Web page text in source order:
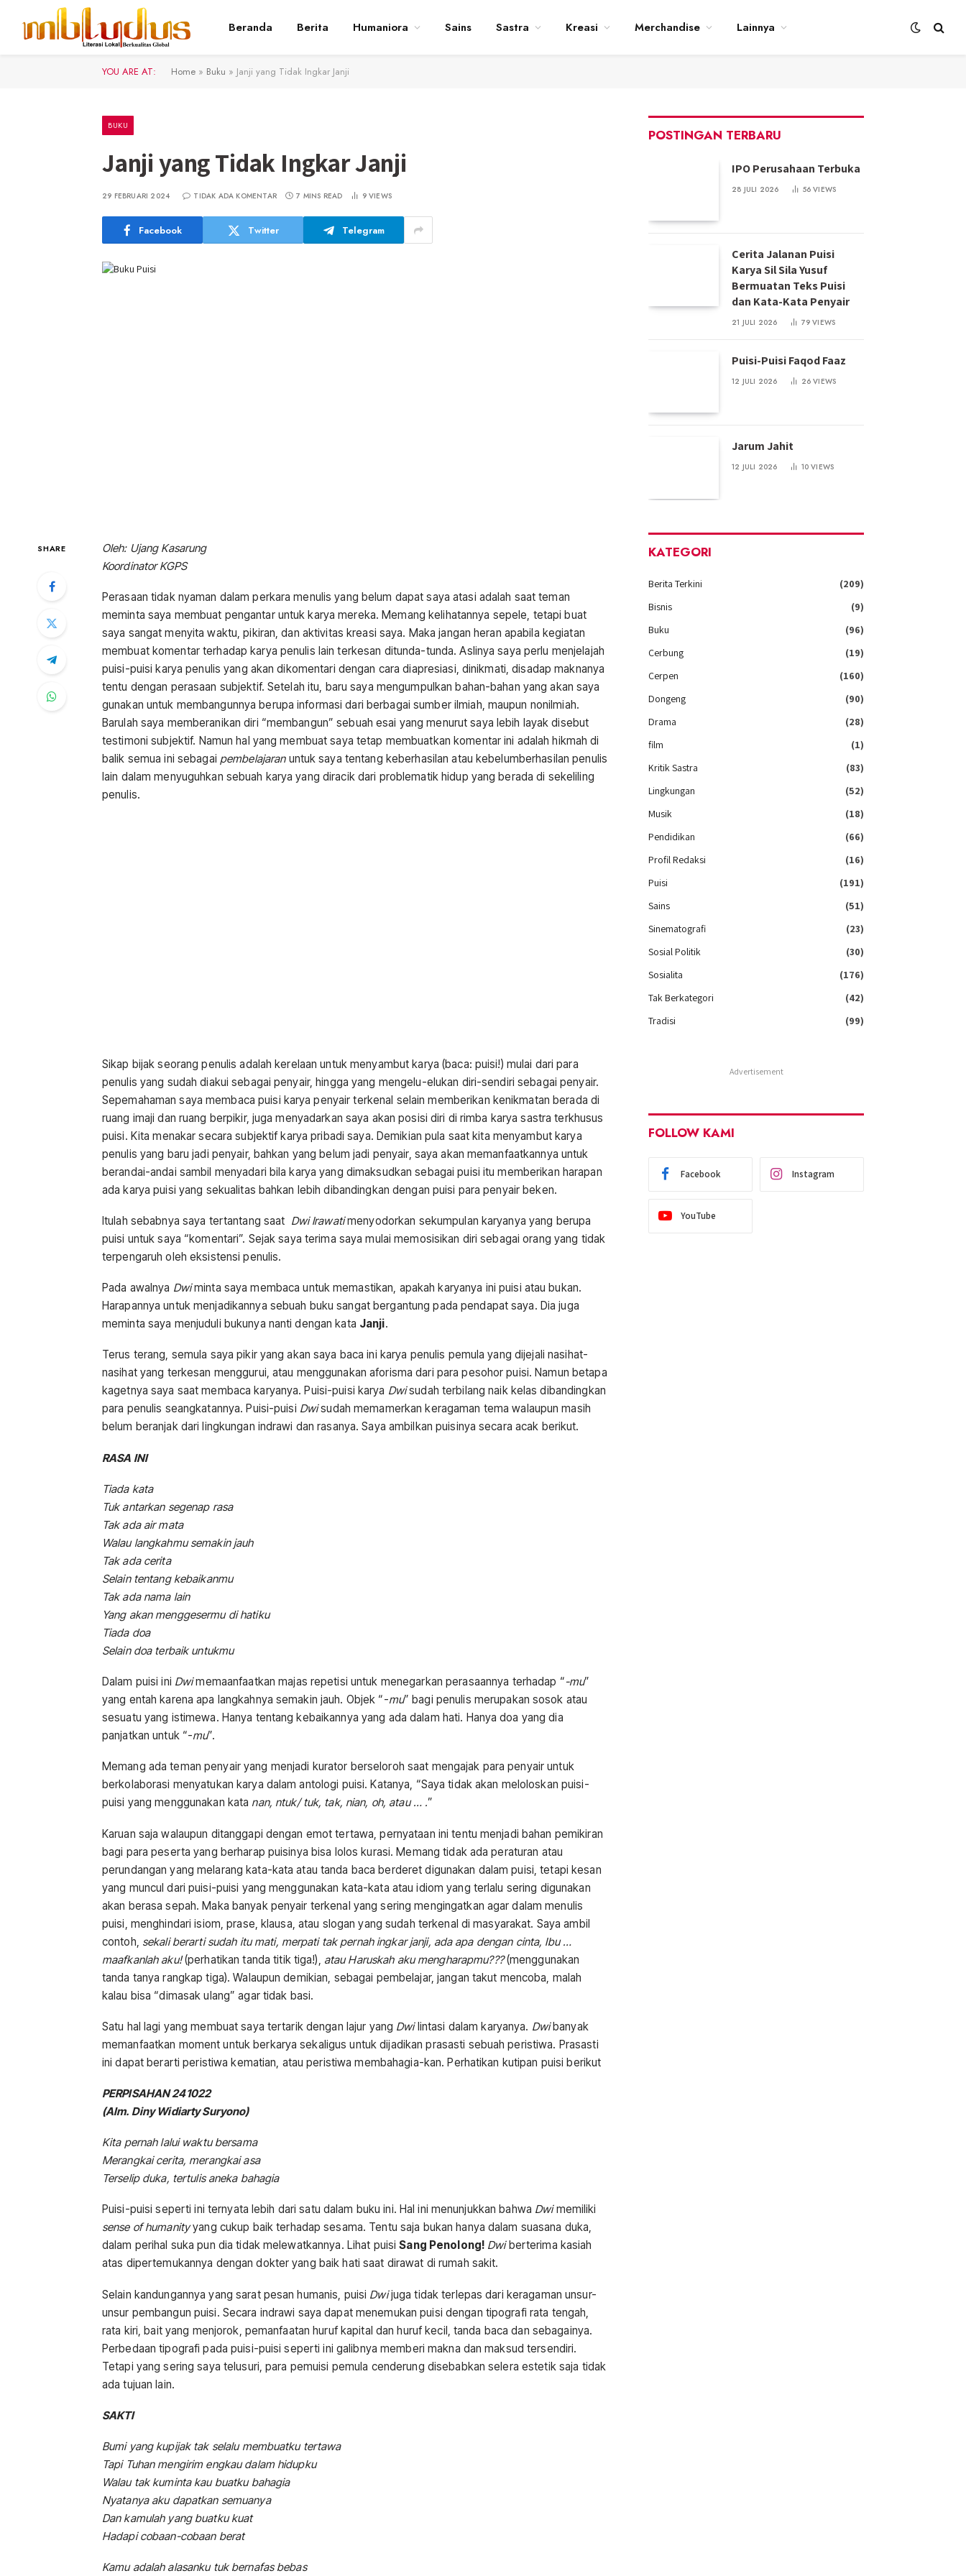
Beranda Berita Humaniora Sains Sastra Kreasi Merchandise Lainnya
YOU ARE AT: Home » Buku » Janji yang Tidak Ingkar Janji
BUKU
Janji yang Tidak Ingkar Janji
29 FEBRUARI 2024 TIDAK ADA KOMENTAR 7 MINS READ 9VIEWS
Facebook Twitter Telegram
SHARE
Oleh: Ujang Kasarung
Koordinator KGPS
Perasaan tidak nyaman dalam perkara menulis yang belum dapat saya atasi adalah saat teman
meminta saya membuat pengantar untuk karya mereka. Memang kelihatannya sepele, tetapi buat
saya sangat menyita waktu, pikiran, dan aktivitas kreasi saya. Maka jangan heran apabila kegiatan
membuat komentar terhadap karya penulis lain terkesan ditunda-tunda. Aslinya saya perlu menjelajah
puisi-puisi karya penulis yang akan dikomentari dengan cara diapresiasi, dinikmati, disadap maknanya
tentu dengan perasaan subjektif. Setelah itu, baru saya mengumpulkan bahan-bahan yang akan saya
gunakan untuk membangunnya berupa informasi dari berbagai sumber ilmiah, maupun nonilmiah.
Barulah saya memberanikan diri “membangun” sebuah esai yang menurut saya lebih layak disebut
testimoni subjektif. Namun hal yang membuat saya tetap membuatkan komentar ini adalah hikmah di
balik semua ini sebagai pembelajaranuntuk saya tentang keberhasilan atau kebelumberhasilan penulis
lain dalam menyuguhkan sebuah karya yang diracik dari problematik hidup yang berada di sekeliling
penulis.
Sikap bijak seorang penulis adalah kerelaan untuk menyambut karya (baca: puisi!) mulai dari para
penulis yang sudah diakui sebagai penyair, hingga yang mengelu-elukan diri-sendiri sebagai penyair.
Sepemahaman saya membaca puisi karya penyair terkenal selain memberikan kenikmatan berada di
ruang imaji dan ruang berpikir, juga menyadarkan saya akan posisi diri di rimba karya sastra terkhusus
puisi. Kita menakar secara subjektif karya pribadi saya. Demikian pula saat kita menyambut karya
penulis yang baru jadi penyair, bahkan yang belum jadi penyair, saya akan memanfaatkannya untuk
berandai-andai sambil menyadari bila karya yang dimaksudkan sebagai puisi itu memberikan harapan
ada karya puisi yang sekualitas bahkan lebih dibandingkan dengan puisi para penyair beken.
Itulah sebabnya saya tertantang saat Dwi Irawatimenyodorkan sekumpulan karyanya yang berupa
puisi untuk saya “komentari”. Sejak saya terima saya mulai memosisikan diri sebagai orang yang tidak
terpengaruh oleh eksistensi penulis.
Pada awalnya Dwiminta saya membaca untuk memastikan, apakah karyanya ini puisi atau bukan.
Harapannya untuk menjadikannya sebuah buku sangat bergantung pada pendapat saya. Dia juga
meminta saya menjuduli bukunya nanti dengan kata Janji.
Terus terang, semula saya pikir yang akan saya baca ini karya penulis pemula yang dijejali nasihat-
nasihat yang terkesan menggurui, atau menggunakan aforisma dari para pesohor puisi. Namun betapa
kagetnya saya saat membaca karyanya. Puisi-puisi karya Dwisudah terbilang naik kelas dibandingkan
para penulis seangkatannya. Puisi-puisi Dwisudah memamerkan keragaman tema walaupun masih
belum beranjak dari lingkungan indrawi dan rasanya. Saya ambilkan puisinya secara acak berikut.
RASA INI
Tiada kata
Tuk antarkan segenap rasa
Tak ada air mata
Walau langkahmu semakin jauh
Tak ada cerita
Selain tentang kebaikanmu
Tak ada nama lain
Yang akan menggesermu di hatiku
Tiada doa
Selain doa terbaik untukmu
Dalam puisi ini Dwimemaanfaatkan majas repetisi untuk menegarkan perasaannya terhadap “-mu”
yang entah karena apa langkahnya semakin jauh. Objek “-mu” bagi penulis merupakan sosok atau
sesuatu yang istimewa. Hanya tentang kebaikannya yang ada dalam hati. Hanya doa yang dia
panjatkan untuk “-mu”.
Memang ada teman penyair yang menjadi kurator berseloroh saat mengajak para penyair untuk
berkolaborasi menyatukan karya dalam antologi puisi. Katanya, “Saya tidak akan meloloskan puisi-
puisi yang menggunakan kata nan, ntuk/ tuk, tak, nian, oh, atau … .”
Karuan saja walaupun ditanggapi dengan emot tertawa, pernyataan ini tentu menjadi bahan pemikiran
bagi para peserta yang berharap puisinya bisa lolos kurasi. Memang tidak ada peraturan atau
perundangan yang melarang kata-kata atau tanda baca berderet digunakan dalam puisi, tetapi kesan
yang muncul dari puisi-puisi yang menggunakan kata-kata atau idiom yang terlalu sering digunakan
akan berasa sepah. Maka banyak penyair terkenal yang sering mengingatkan agar dalam menulis
puisi, menghindari isiom, prase, klausa, atau slogan yang sudah terkenal di masyarakat. Saya ambil
contoh, sekali berarti sudah itu mati, merpati tak pernah ingkar janji, ada apa dengan cinta, Ibu …
maafkanlah aku!(perhatikan tanda titik tiga!), atau Haruskah aku mengharapmu???(menggunakan
tanda tanya rangkap tiga). Walaupun demikian, sebagai pembelajar, jangan takut mencoba, malah
kalau bisa “dimasak ulang” agar tidak basi.
Satu hal lagi yang membuat saya tertarik dengan lajur yang Dwilintasi dalam karyanya. Dwibanyak
memanfaatkan moment untuk berkarya sekaligus untuk dijadikan prasasti sebuah peristiwa. Prasasti
ini dapat berarti peristiwa kematian, atau peristiwa membahagia-kan. Perhatikan kutipan puisi berikut
PERPISAHAN 241022
(Alm. Diny Widiarty Suryono)
Kita pernah lalui waktu bersama
Merangkai cerita, merangkai asa
Terselip duka, tertulis aneka bahagia
Puisi-puisi seperti ini ternyata lebih dari satu dalam buku ini. Hal ini menunjukkan bahwa Dwimemiliki
sense of humanityyang cukup baik terhadap sesama. Tentu saja bukan hanya dalam suasana duka,
dalam perihal suka pun dia tidak melewatkannya. Lihat puisiSang Penolong! Dwi berterima kasiah
atas dipertemukannya dengan dokter yang baik hati saat dirawat di rumah sakit.
Selain kandungannya yang sarat pesan humanis, puisi Dwijuga tidak terlepas dari keragaman unsur-
unsur pembangun puisi. Secara indrawi saya dapat menemukan puisi dengan tipografi rata tengah,
rata kiri, bait yang menjorok, pemanfaatan huruf kapital dan huruf kecil, tanda baca dan sebagainya.
Perbedaan tipografi pada puisi-puisi seperti ini galibnya memberi makna dan maksud tersendiri.
Tetapi yang sering saya telusuri, para pemuisi pemula cenderung disebabkan selera estetik saja tidak
ada tujuan lain.
SAKTI
Bumi yang kupijak tak selalu membuatku tertawa
Tapi Tuhan mengirim engkau dalam hidupku
Walau tak kuminta kau buatku bahagia
Nyatanya aku dapatkan semuanya
Dan kamulah yang buatku kuat
Hadapi cobaan-cobaan berat
Kamu adalah alasanku tuk bernafas bebas
POSTINGAN TERBARU
IPO Perusahaan Terbuka
28 JULI 2026 56VIEWS
Cerita Jalanan Puisi
Karya Sil Sila Yusuf
Bermuatan Teks Puisi
dan Kata-Kata Penyair
21 JULI 2026 79VIEWS
Puisi-Puisi Faqod Faaz
12 JULI 2026 26VIEWS
Jarum Jahit
12 JULI 2026 10VIEWS
KATEGORI
Berita Terkini
(209)
Bisnis
(9)
Buku
(96)
Cerbung
(19)
Cerpen
(160)
Dongeng
(90)
Drama
(28)
film
(1)
Kritik Sastra
(83)
Lingkungan
(52)
Musik
(18)
Pendidikan
(66)
Profil Redaksi
(16)
Puisi
(191)
Sains
(51)
Sinematografi
(23)
Sosial Politik
(30)
Sosialita
(176)
Tak Berkategori
(42)
Tradisi
(99)
Advertisement
FOLLOW KAMI
Facebook Instagram
YouTube